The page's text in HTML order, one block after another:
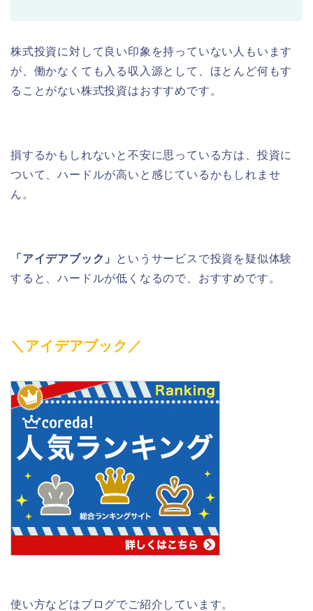
株式投資に対して良い印象を持っていない人もいます
が、働かなくても入る収入源として、ほとんど何もす
ることがない株式投資はおすすめです。
損するかもしれないと不安に思っている方は、投資に
ついて、ハードルが高いと感じているかもしれませ
ん。
「アイデアブック」
というサービスで投資を疑似体験
すると、ハードルが低くなるので、おすすめです。
＼アイデアブック／
使い方などはブログでご紹介しています。